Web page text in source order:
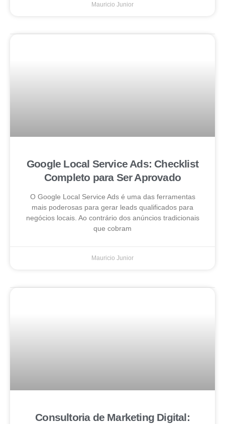
Mauricio Junior
Google Local Service Ads: Checklist
Completo para Ser Aprovado
O Google Local Service Ads é uma das ferramentas
mais poderosas para gerar leads qualificados para
negócios locais. Ao contrário dos anúncios tradicionais
que cobram
Mauricio Junior
Consultoria de Marketing Digital: